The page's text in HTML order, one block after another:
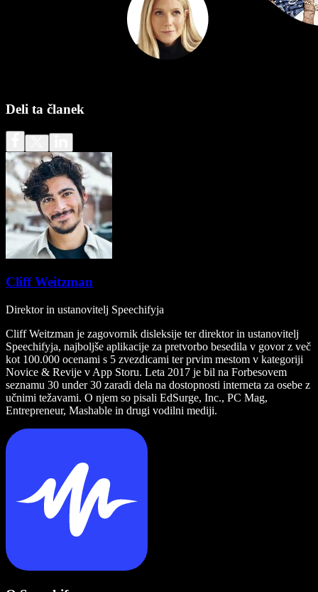
Deli ta članek
Cliff Weitzman
Direktor in ustanovitelj Speechifyja
Cliff Weitzman je zagovornik disleksije ter direktor in ustanovitelj
Speechifyja, najboljše aplikacije za pretvorbo besedila v govor z več
kot 100.000 ocenami s 5 zvezdicami ter prvim mestom v kategoriji
Novice & Revije v App Storu. Leta 2017 je bil na Forbesovem
seznamu 30 under 30 zaradi dela na dostopnosti interneta za osebe z
učnimi težavami. O njem so pisali EdSurge, Inc., PC Mag,
Entrepreneur, Mashable in drugi vodilni mediji.